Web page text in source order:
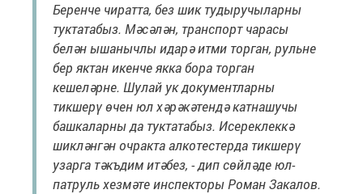
Беренче чиратта, без шик тудыручыларны
туктатабыз. Мәсәлән, транспорт чарасы
белән ышанычлы идарә итми торган, рульне
бер яктан икенче якка бора торган
кешеләрне. Шулай ук документларны
тикшерү өчен юл хәрәкәтендә катнашучы
башкаларны да туктатабыз. Исереклеккә
шикләнгән очракта алкотестерда тикшерү
узарга тәкъдим итәбез, - дип сөйләде юл-
патруль хезмәте инспекторы Роман Закалов.